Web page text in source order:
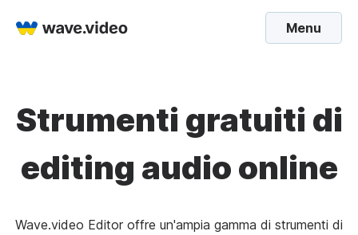
Menu
Strumenti gratuiti di
editing audio online
Wave.video Editor offre un'ampia gamma di strumenti di